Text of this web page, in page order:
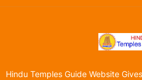
Hindu Temples Guide Website